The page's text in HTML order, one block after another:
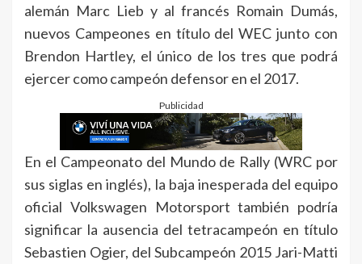
alemán Marc Lieb y al francés Romain Dumás,
nuevos Campeones en título del WEC junto con
Brendon Hartley, el único de los tres que podrá
ejercer como campeón defensor en el 2017.
Publicidad
En el Campeonato del Mundo de Rally (WRC por
sus siglas en inglés), la baja inesperada del equipo
oficial Volkswagen Motorsport también podría
significar la ausencia del tetracampeón en título
Sebastien Ogier, del Subcampeón 2015 Jari-Matti